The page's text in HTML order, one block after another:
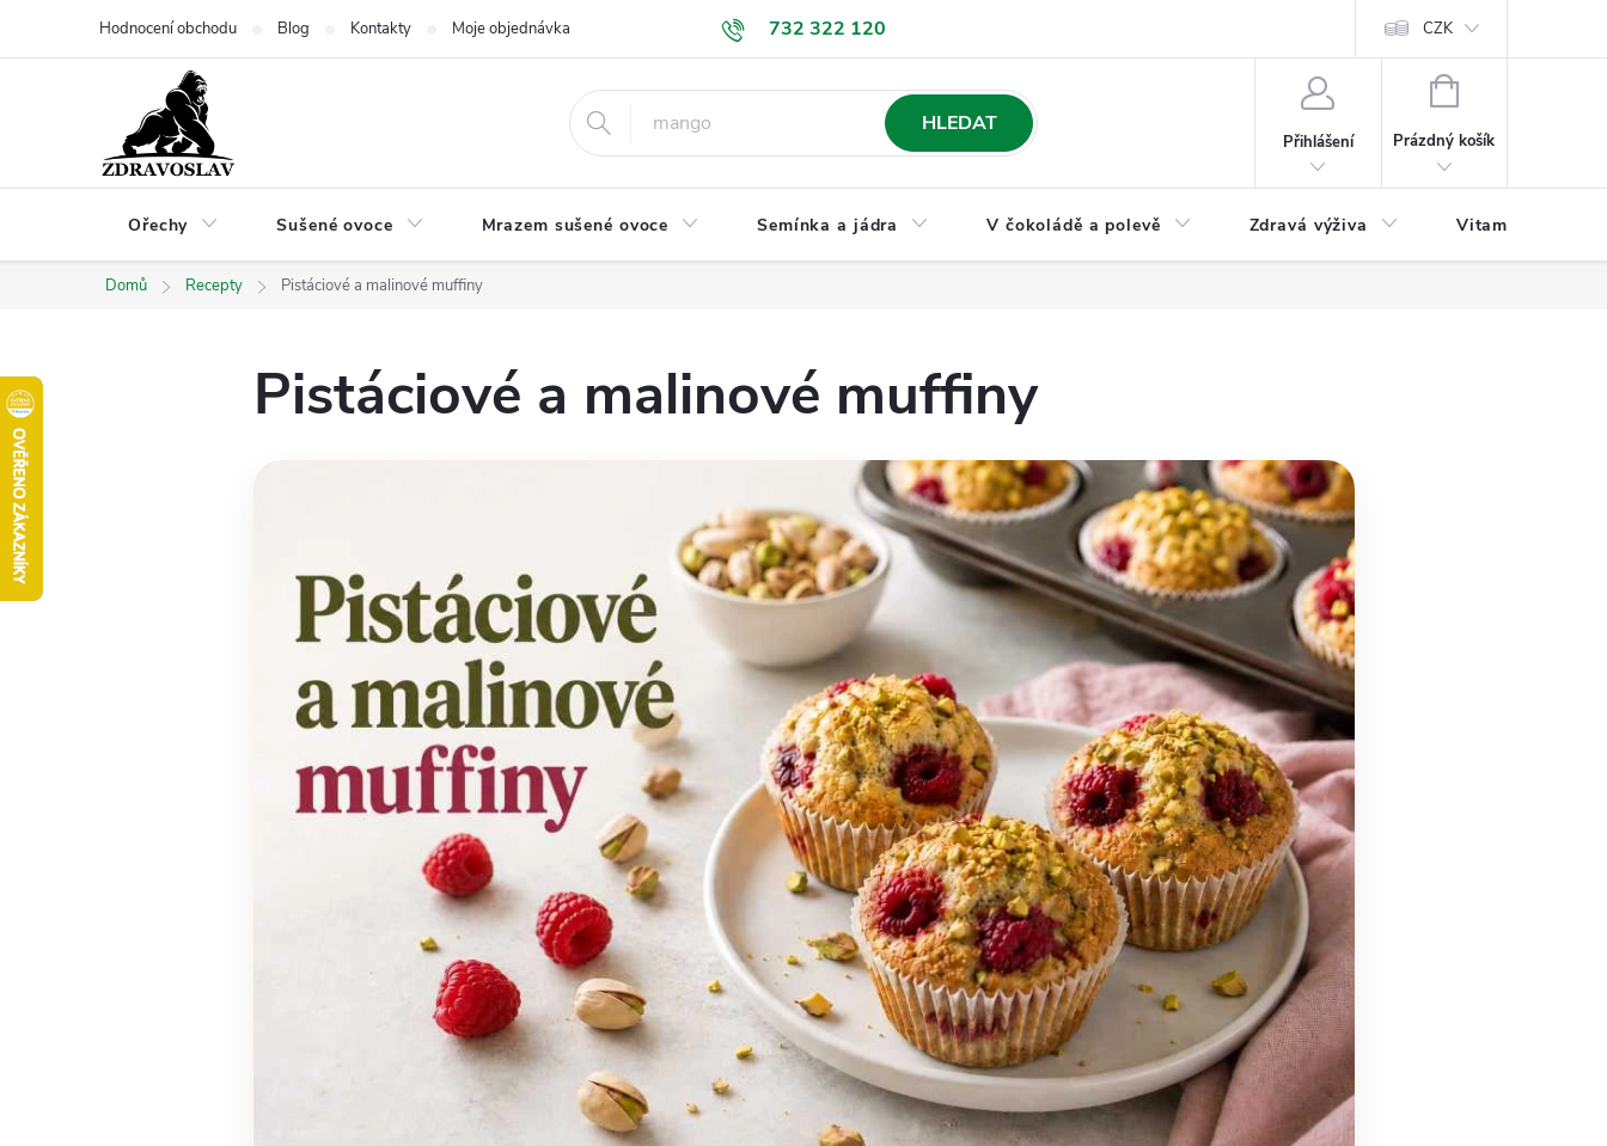
732 322 120
Hodnocení obchodu Blog Kontakty Moje objednávka GDPR a ochrana osobních údajů Jak nakupovat Formulář pro odstoupení od
CZK
HLEDAT
Přihlášení
NÁKUPNÍ
Prázdný košík
Ořechy Sušené ovoce Mrazem sušené ovoce Semínka a jádra V čokoládě a polevě Zdravá výživa Vitamíny a
Domů Recepty Pistáciové a malinové muffiny
Pistáciové a malinové muffiny